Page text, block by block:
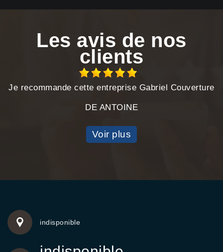
Les avis de nos
clients
Je recommande cette entreprise Gabriel Couverture
DE ANTOINE
Voir plus
indisponible